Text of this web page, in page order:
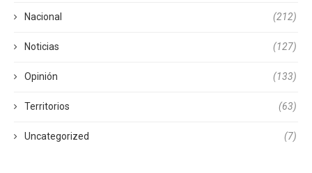
Nacional (212)
Noticias (127)
Opinión (133)
Territorios (63)
Uncategorized (7)